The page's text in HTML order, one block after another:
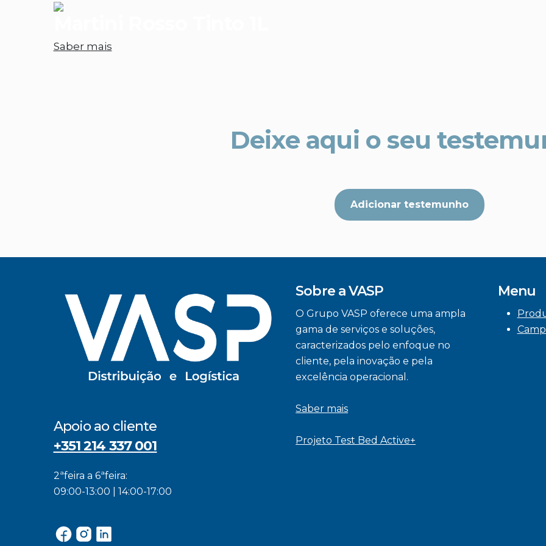
Saber mais
Deixe aqui o seu
Adicionar testemunho
Apoio ao cliente
+351 214 337 001
2ªfeira a 6ªfeira:
09:00-13:00 | 14:00-17:00
Sobre a VASP
O Grupo VASP oferece uma ampla
gama de serviços e soluções,
caracterizados pelo enfoque no
cliente, pela inovação e pela
excelência operacional.
Saber mais
Projeto Test Bed Active+
Menu